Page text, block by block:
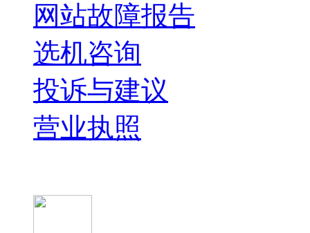
网站故障报告
选机咨询
投诉与建议
营业执照